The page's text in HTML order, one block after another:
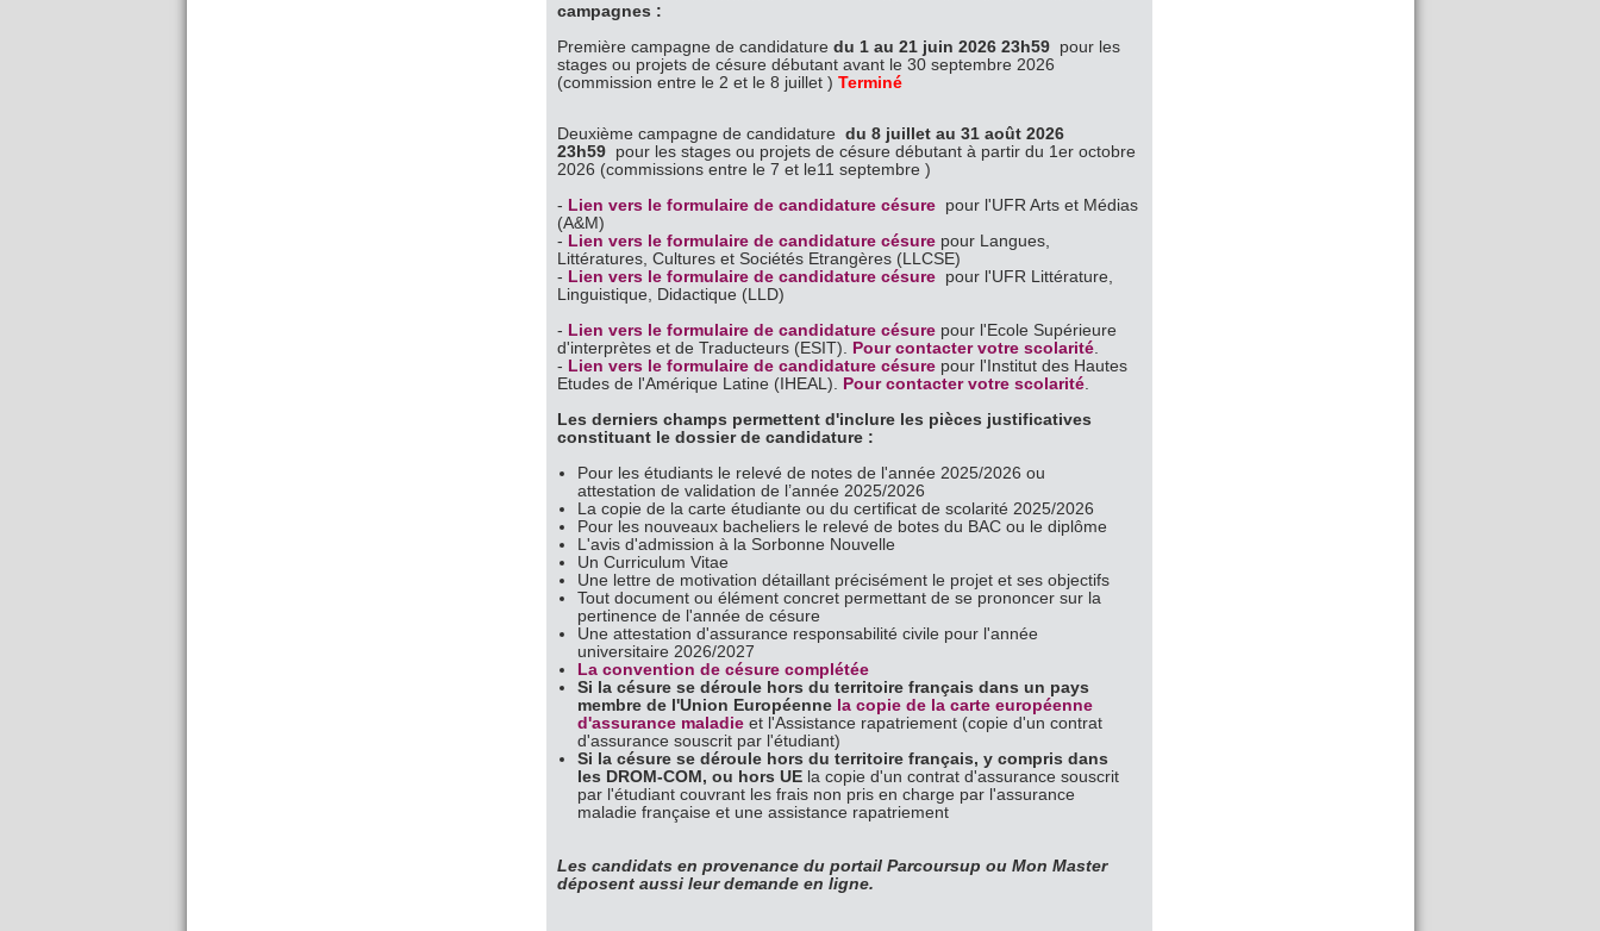
campagnes :
Première campagne de candidature du 1 au 21 juin 2026 23h59pour les
stages ou projets de césure débutant avant le 30 septembre 2026
(commission entre le 2 et le 8 juillet ) Terminé
Deuxième campagne de candidature du 8 juillet au 31 août 2026
23h59pour les stages ou projets de césure débutant à partir du 1er octobre
2026 (commissions entre le 7 et le11 septembre )
- Lien vers le formulaire de candidature césure pour l'UFR Arts et Médias
(A&M)
- Lien vers le formulaire de candidature césurepour Langues,
Littératures, Cultures et Sociétés Etrangères (LLCSE)
- Lien vers le formulaire de candidature césure pour l'UFR Littérature,
Linguistique, Didactique (LLD)
- Lien vers le formulaire de candidature césurepour l'Ecole Supérieure
d'interprètes et de Traducteurs (ESIT). Pour contacter votre scolarité.
- Lien vers le formulaire de candidature césure pour l'Institut des Hautes
Etudes de l'Amérique Latine (IHEAL). Pour contacter votre scolarité.
Les derniers champs permettent d'inclure les pièces justificatives
constituant le dossier de candidature :
Pour les étudiants le relevé de notes de l'année 2025/2026 ou
attestation de validation de l’année 2025/2026
La copie de la carte étudiante ou du certificat de scolarité 2025/2026
Pour les nouveaux bacheliers le relevé de botes du BAC ou le diplôme
L'avis d'admission à la Sorbonne Nouvelle
Un Curriculum Vitae
Une lettre de motivation détaillant précisément le projet et ses objectifs
Tout document ou élément concret permettant de se prononcer sur la
pertinence de l'année de césure
Une attestation d'assurance responsabilité civile pour l'année
universitaire 2026/2027
La convention de césure complétée
Si la césure se déroule hors du territoire français dans un pays
membre de l'Union Européenne la copie de la carte européenne
d'assurance maladieet l'Assistance rapatriement (copie d'un contrat
d'assurance souscrit par l'étudiant)
Si la césure se déroule hors du territoire français, y compris dans
les DROM-COM, ou hors UE la copie d'un contrat d'assurance souscrit
par l'étudiant couvrant les frais non pris en charge par l'assurance
maladie française et une assistance rapatriement
Les candidats en provenance du portail Parcoursup ou Mon Master
déposent aussi leur demande en ligne.